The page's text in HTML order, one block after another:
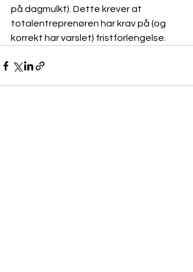
på dagmulkt). Dette krever at
totalentreprenøren har krav på (og
korrekt har varslet) fristforlengelse.